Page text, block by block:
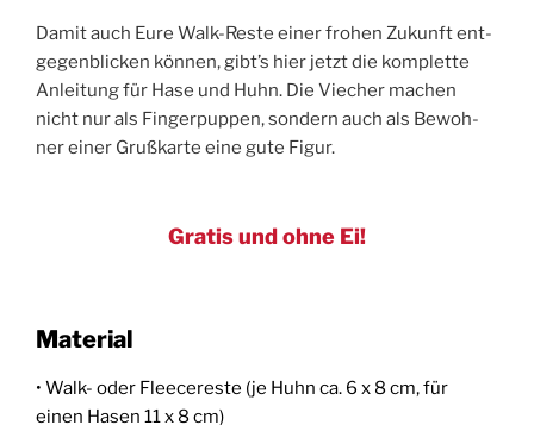
Damit auch Eure Walk-Res­te einer fro­hen Zukunft ent­
ge­gen­bli­cken kön­nen, gibt’s hier jetzt die kom­plet­te
Anlei­tung für Hase und Huhn. Die Vie­cher machen
nicht nur als Fin­ger­pup­pen, son­dern auch als Bewoh­
ner einer Gruß­kar­te eine gute Figur.
Gratis und ohne Ei!
Material
• Walk- oder Fleece­res­te (je Huhn ca. 6 x 8 cm, für
einen Hasen 11 x 8 cm)